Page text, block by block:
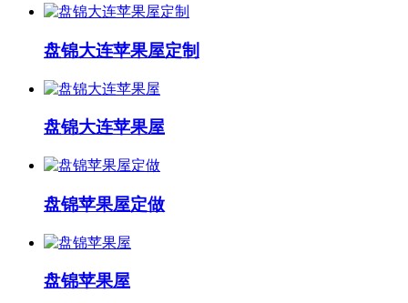
盘锦大连苹果屋定制
盘锦大连苹果屋
盘锦苹果屋定做
盘锦苹果屋